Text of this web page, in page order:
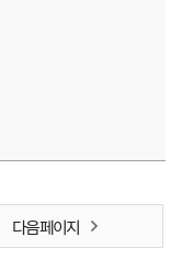
다음 페이지